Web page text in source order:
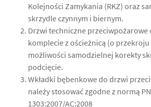
Kolejności Zamykania (RKZ) oraz
skrzydle czynnym i biernym.
Drzwi techniczne przeciwpożarowe
komplecie z ościeżnicą (o przekroju
możliwości samodzielnej korekty
podcięcie.
Wkładki bębenkowe do drzwi
należy stosować zgodne z normą
1303:2007/AC:2008